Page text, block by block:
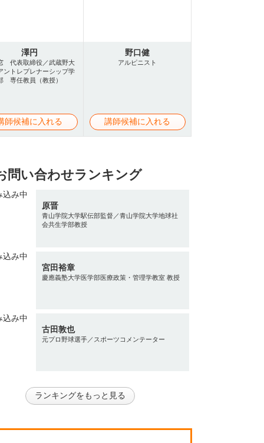
澤円
代表取締役／武蔵野大
トレプレナーシップ学
専任教員（教授）
師候補に入れる
野口健
アルピニスト
講師候補に入れる
問い合わせランキング
原晋
青山学院大学駅伝部監督／青山学院大学地球社
会共生学部教授
宮田裕章
慶應義塾大学医学部医療政策・管理学教室 教授
古田敦也
元プロ野球選手／スポーツコメンテーター
ランキングをもっと見る